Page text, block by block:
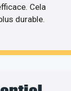
Cela
durable.